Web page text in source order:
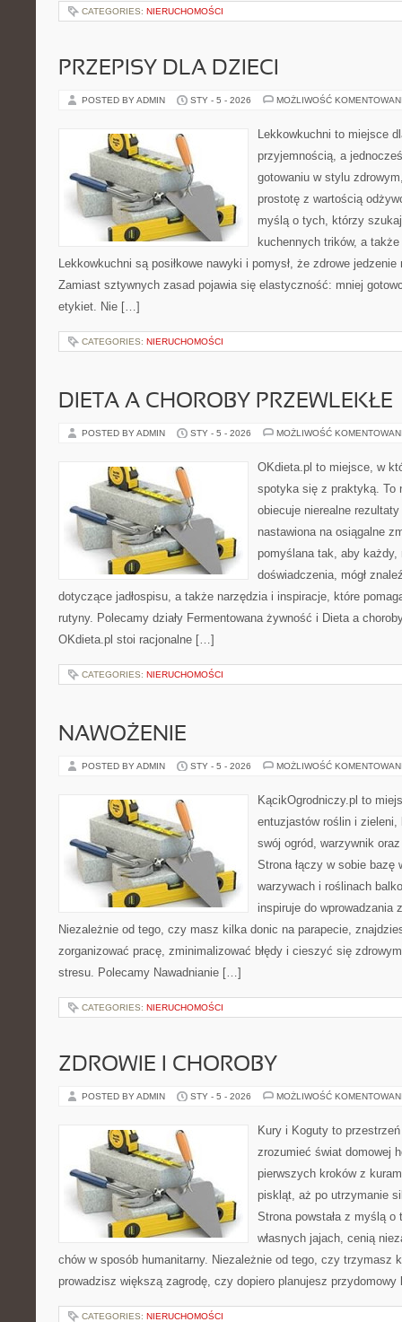
CATEGORIES: NIERUCHOMOŚCI
PRZEPISY DLA DZIECI
POSTED BY ADMIN STY - 5 - 2026 MOŻLIWOŚĆ
Lekkowkuchni to miejsce
przyjemnością, a
gotowaniu w stylu
prostotę z wartością
myślą o tych, którzy
kuchennych trików, a
Lekkowkuchni są posiłkowe nawyki i pomysł, że zdrowe
Zamiast sztywnych zasad pojawia się elastyczność: mniej
etykiet. Nie […]
CATEGORIES: NIERUCHOMOŚCI
DIETA A CHOROBY PRZEWLEKŁE
POSTED BY ADMIN STY - 5 - 2026 MOŻLIWOŚĆ
OKdieta.pl to miejsce, w
spotyka się z praktyką. To
obiecuje nierealne
nastawiona na osiągalne
pomyślana tak, aby każdy,
doświadczenia, mógł
dotyczące jadłospisu, a także narzędzia i inspiracje, które
rutyny. Polecamy działy Fermentowana żywność i Dieta a
OKdieta.pl stoi racjonalne […]
CATEGORIES: NIERUCHOMOŚCI
NAWOŻENIE
POSTED BY ADMIN STY - 5 - 2026 MOŻLIWOŚĆ
KącikOgrodniczy.pl to
entuzjastów roślin i
swój ogród, warzywnik
Strona łączy w sobie bazę
warzywach i roślinach
inspiruje do wprowadzania
Niezależnie od tego, czy masz kilka donic na parapecie,
zorganizować pracę, zminimalizować błędy i cieszyć się
stresu. Polecamy Nawadnianie […]
CATEGORIES: NIERUCHOMOŚCI
ZDROWIE I CHOROBY
POSTED BY ADMIN STY - 5 - 2026 MOŻLIWOŚĆ
Kury i Koguty to
zrozumieć świat domowej
pierwszych kroków z
piskląt, aż po utrzymanie
Strona powstała z myślą
własnych jajach, cenią
chów w sposób humanitarny. Niezależnie od tego, czy trzymasz
prowadzisz większą zagrodę, czy dopiero planujesz
CATEGORIES: NIERUCHOMOŚCI